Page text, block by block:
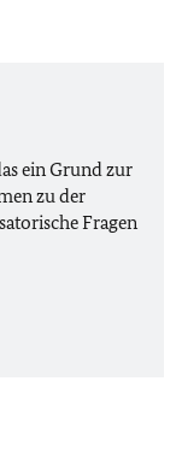
ein Grund zur
zu der
Fragen